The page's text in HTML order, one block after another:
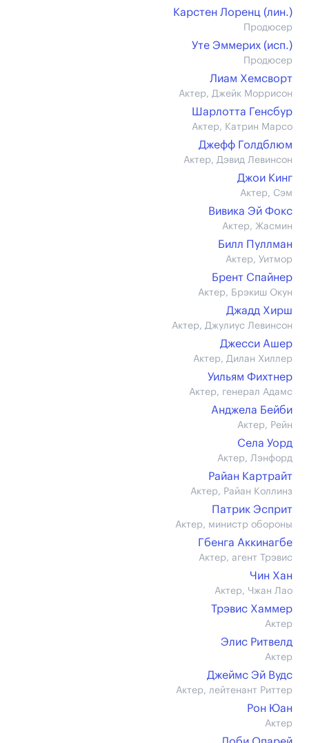
Карстен Лоренц (лин.)
Продюсер
Уте Эммерих (иcп.)
Продюсер
Лиам Хемсворт
Актер, Джейк Моррисон
Шарлотта Генсбур
Актер, Катрин Марсо
Джефф Голдблюм
Актер, Дэвид Левинсон
Джои Кинг
Актер, Сэм
Вивика Эй Фокс
Актер, Жасмин
Билл Пуллман
Актер, Уитмор
Брент Спайнер
Актер, Брэкиш Окун
Джадд Хирш
Актер, Джулиус Левинсон
Джесси Ашер
Актер, Дилан Хиллер
Уильям Фихтнер
Актер, генерал Адамс
Анджела Бейби
Актер, Рейн
Села Уорд
Актер, Лэнфорд
Райан Картрайт
Актер, Райан Коллинз
Патрик Эсприт
Актер, министр обороны
Гбенга Аккинагбе
Актер, агент Трэвис
Чин Хан
Актер, Чжан Лао
Трэвис Хаммер
Актер
Элис Ритвелд
Актер
Джеймс Эй Вудс
Актер, лейтенант Риттер
Рон Юан
Актер